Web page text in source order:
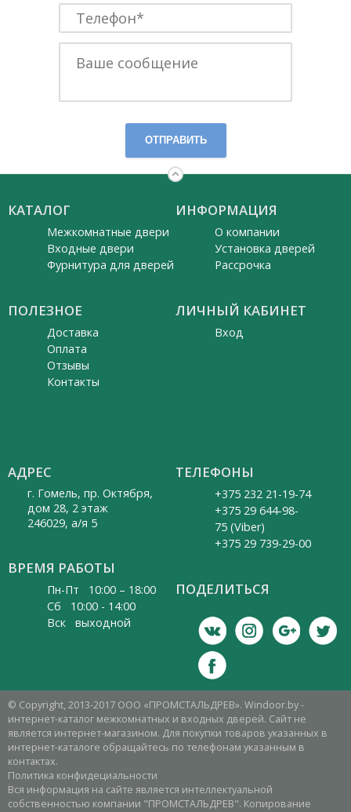
ОТПРАВИТЬ
КАТАЛОГ
Межкомнатные двери
Входные двери
Фурнитура для дверей
ПОЛЕЗНОЕ
Доставка
Оплата
Отзывы
Контакты
ИНФОРМАЦИЯ
О компании
Установка дверей
Рассрочка
ЛИЧНЫЙ КАБИНЕТ
Вход
АДРЕС
г. Гомель, пр. Октября,
дом 28, 2 этаж
246029, а/я 5
ВРЕМЯ РАБОТЫ
Пн-Пт 10:00 – 18:00
Cб 10:00 - 14:00
Вск выходной
ТЕЛЕФОНЫ
+375 232 21-19-74
+375 29 644-98-
75 (Viber)
+375 29 739-29-00
ПОДЕЛИТЬСЯ
© Copyright, 2013-2017 ООО «ПРОМСТАЛЬДРЕВ». Windoor.by -
интернет-каталог межкомнатных и входных дверей. Сайт не
является интернет-магазином. Для покупки товаров указанных в
интернет-каталоге обращайтесь по телефонам указанным в
контактах.
Политика конфидециальности
Вся информация на сайте является интеллектуальной
собственностью компании "ПРОМСТАЛЬДРЕВ". Копирование